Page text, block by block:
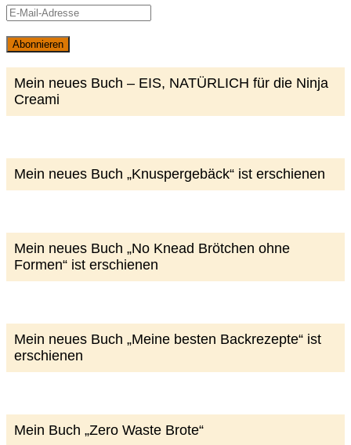
E-
Adresse
Abonnieren
Mein neues Buch – EIS, NATÜRLICH für die Ninja
Creami
Mein neues Buch „Knuspergebäck“ ist erschienen
Mein neues Buch „No Knead Brötchen ohne
Formen“ ist erschienen
Mein neues Buch „Meine besten Backrezepte“ ist
erschienen
Mein Buch „Zero Waste Brote“